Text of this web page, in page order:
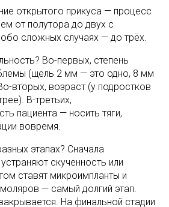
открытого прикуса — процесс
от полутора до двух с
сложных случаях — до трёх.
Во-первых, степень
(щель 2 мм — это одно, 8 мм
вторых, возраст (у подростков
В-третьих,
пациента — носить тяги,
вовремя.
этапах? Сначала
скученность или
ставят микроимпланты и
— самый долгий этап.
На финальной стадии